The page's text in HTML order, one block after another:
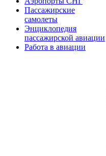
Пассажирские
самолеты
Энциклопедия
пассажирской авиации
Работа в авиации